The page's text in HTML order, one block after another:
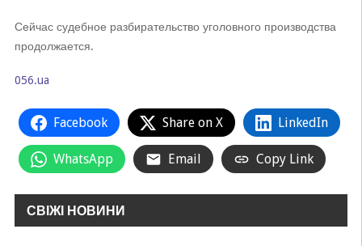
Сейчас судебное разбирательство уголовного производства
продолжается.
056.ua
Facebook Share on X LinkedIn
WhatsApp Email Copy Link
СВІЖІ НОВИНИ